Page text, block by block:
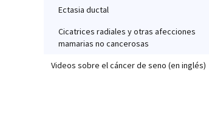
Ectasia ductal
Cicatrices radiales y otras afecciones
mamarias no cancerosas
Videos sobre el cáncer de seno (en inglés)